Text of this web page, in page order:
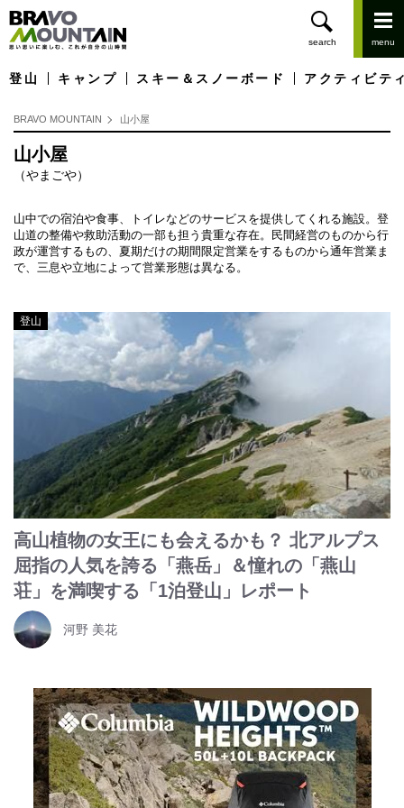
登山 キャンプ スキー＆スノーボード アクティビテ
BRAVO MOUNTAIN 山小屋
山小屋
（やまごや）
山中での宿泊や食事、トイレなどのサービスを提供してくれる施設。登
山道の整備や救助活動の一部も担う貴重な存在。民間経営のものから行
政が運営するもの、夏期だけの期間限定営業をするものから通年営業ま
で、三息や立地によって営業形態は異なる。
登山
高山植物の女王にも会えるかも？ 北アルプス
屈指の人気を誇る「燕岳」＆憧れの「燕山
荘」を満喫する「1泊登山」レポート
河野 美花